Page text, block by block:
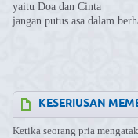
yaitu Doa dan Cinta
jangan putus asa dalam
KESERIUSAN
Ketika seorang pria